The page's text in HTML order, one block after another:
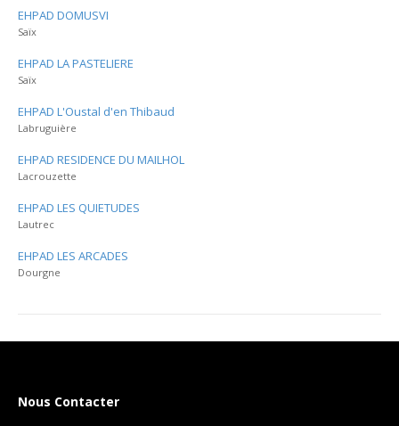
EHPAD DOMUSVI
Saïx
EHPAD LA PASTELIERE
Saïx
EHPAD L'Oustal d'en Thibaud
Labruguière
EHPAD RESIDENCE DU MAILHOL
Lacrouzette
EHPAD LES QUIETUDES
Lautrec
EHPAD LES ARCADES
Dourgne
Nous Contacter